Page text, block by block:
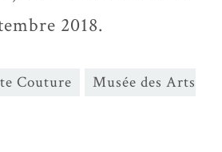
2018.
Couture
Musée des Arts